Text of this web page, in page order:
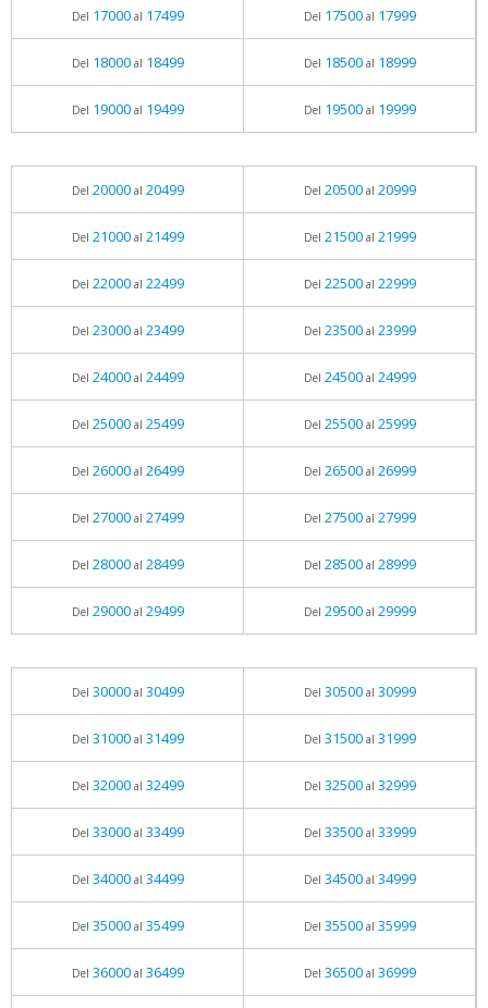
Del 17000al 17499 Del 17500al 17999
Del 18000al 18499 Del 18500al 18999
Del 19000al 19499 Del 19500al 19999
Del 20000al 20499 Del 20500al 20999
Del 21000al 21499 Del 21500al 21999
Del 22000al 22499 Del 22500al 22999
Del 23000al 23499 Del 23500al 23999
Del 24000al 24499 Del 24500al 24999
Del 25000al 25499 Del 25500al 25999
Del 26000al 26499 Del 26500al 26999
Del 27000al 27499 Del 27500al 27999
Del 28000al 28499 Del 28500al 28999
Del 29000al 29499 Del 29500al 29999
Del 30000al 30499 Del 30500al 30999
Del 31000al 31499 Del 31500al 31999
Del 32000al 32499 Del 32500al 32999
Del 33000al 33499 Del 33500al 33999
Del 34000al 34499 Del 34500al 34999
Del 35000al 35499 Del 35500al 35999
Del 36000al 36499 Del 36500al 36999